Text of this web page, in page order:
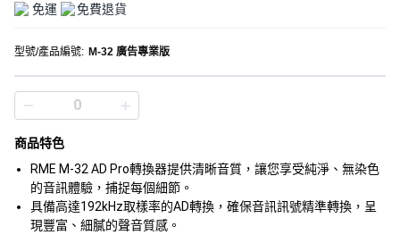
免運 免費退貨
型號/產品編號: M-32 廣告專業版
商品特色
RME M-32 AD Pro轉換器提供清晰音質，讓您享受純淨、無染色
的音訊體驗，捕捉每個細節。
具備高達192kHz取樣率的AD轉換，確保音訊訊號精準轉換，呈
現豐富、細膩的聲音質感。